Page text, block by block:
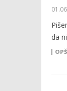
da